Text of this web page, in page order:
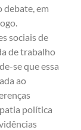
debate, em
sociais de
de trabalho
se que essa
ao
política